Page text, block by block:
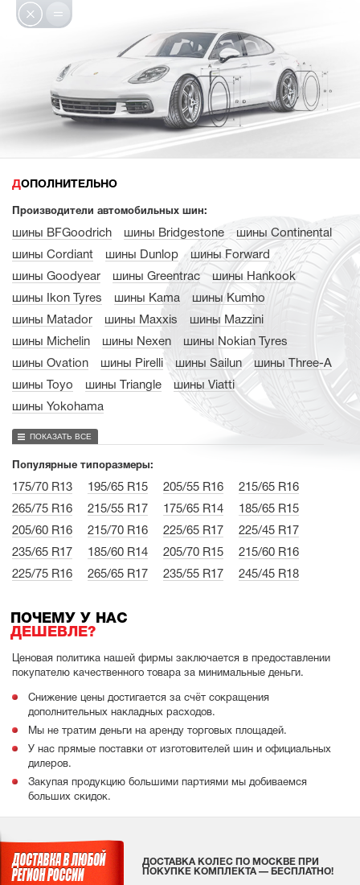
ДОПОЛНИТЕЛЬНО
Производители автомобильных шин:
шины BFGoodrich шины Bridgestone
шины Continental
шины Cordiant
шины Dunlop
шины Forward
шины Goodyear
шины Greentrac
шины Hankook
шины Ikon Tyres
шины Kama
шины Kumho
шины Matador
шины Maxxis
шины Mazzini
шины Michelin
шины Nexen
шины Nokian Tyres
шины Ovation
шины Pirelli шины Sailun
шины Three-A
шины Toyo
шины Triangle
шины Viatti
шины Yokohama
ПОКАЗАТЬ ВСЕ
Популярные типоразмеры:
175/70 R13 195/65 R15 205/55 R16
215/65 R16
265/75 R16
215/55 R17 175/65 R14
185/65 R15
205/60 R16
215/70 R16 225/65 R17
225/45 R17
235/65 R17
185/60 R14 205/70 R15
215/60 R16
225/75 R16
265/65 R17 235/55 R17 245/45 R18
ПОЧЕМУ У НАС
ДЕШЕВЛЕ?
Ценовая политика нашей фирмы заключается в предоставлении
покупателю качественного товара за минимальные деньги.
Снижение цены достигается за счёт сокращения
дополнительных накладных расходов.
Мы не тратим деньги на аренду торговых площадей.
У нас прямые поставки от изготовителей шин и официальных
дилеров.
Закупая продукцию большими партиями мы добиваемся
больших скидок.
ДОСТАВКА КОЛЕС ПО МОСКВЕ ПРИ
ПОКУПКЕ КОМПЛЕКТА — БЕСПЛАТНО!